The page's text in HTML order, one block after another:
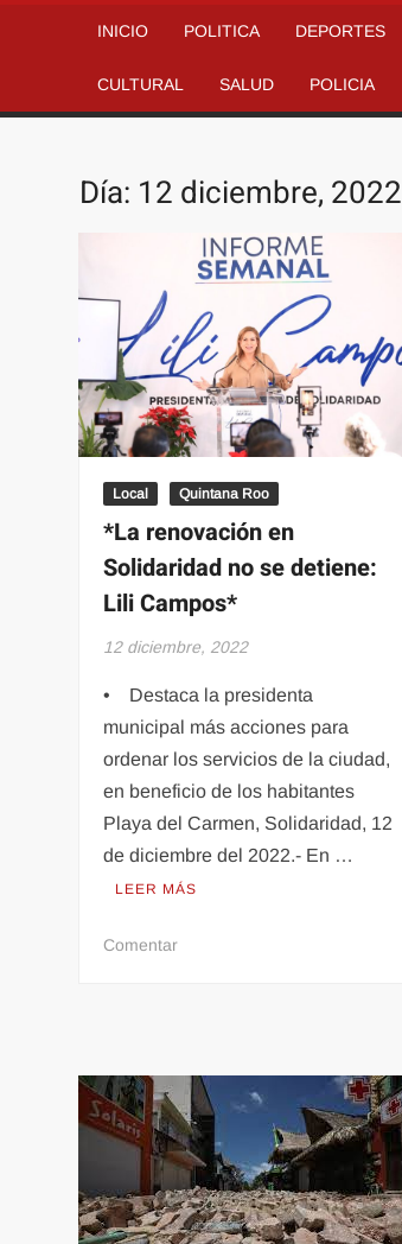
INICIO POLITICA DEPORTES
CULTURAL SALUD POLICIA
Día: 12 diciembre, 2022
Local Quintana Roo
*La renovación en
Solidaridad no se detiene:
Lili Campos*
12 diciembre, 2022
• Destaca la presidenta
municipal más acciones para
ordenar los servicios de la ciudad,
en beneficio de los habitantes
Playa del Carmen, Solidaridad, 12
de diciembre del 2022.- En …
LEER MÁS
Comentaren
no
se
detiene:
Lili
Campos*